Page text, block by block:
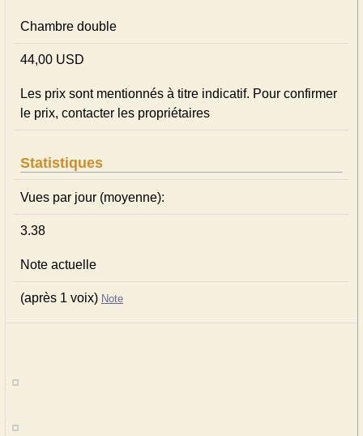
Chambre double
44,00 USD
Les prix sont mentionnés à titre indicatif. Pour confirmer
le prix, contacter les propriétaires
Statistiques
Vues par jour (moyenne):
3.38
Note actuelle
(après 1 voix) Note